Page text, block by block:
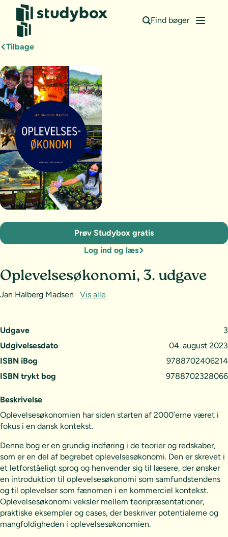
Find bøger
Tilbage
Udgave
3
Udgivelsesdato
04. august 2023
ISBN iBog
9788702406214
ISBN trykt bog
9788702328066
Oplevelsesøkonomi, 3. udgave
Jan Halberg Madsen Vis alle
Prøv Studybox gratis
Log ind og læs
Beskrivelse
Oplevelsesøkonomien har siden starten af 2000’erne været i
fokus i en dansk kontekst.
Denne bog er en grundig indføring i de teorier og redskaber,
som er en del af begrebet oplevelsesøkonomi. Den er skrevet i
et letforståeligt sprog og henvender sig til læsere, der ønsker
en introduktion til oplevelsesøkonomi som samfundstendens
og til oplevelser som fænomen i en kommerciel kontekst.
Oplevelsesøkonomi veksler mellem teoripræsentationer,
praktiske eksempler og cases, der beskriver potentialerne og
mangfoldigheden i oplevelsesøkonomien.